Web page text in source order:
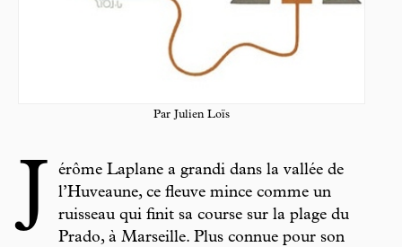
Par Julien Loïs
J
érôme Laplane a grandi dans la vallée de
l’Huveaune, ce fleuve mince comme un
ruisseau qui finit sa course sur la plage du
Prado, à Marseille. Plus connue pour son